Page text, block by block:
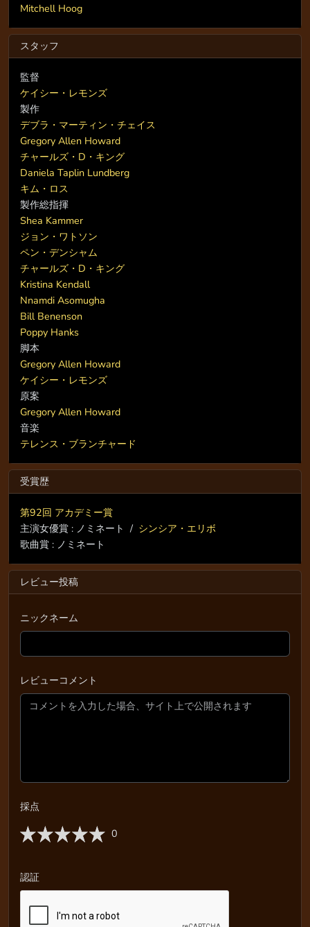
Mitchell Hoog
スタッフ
監督
ケイシー・レモンズ
製作
デブラ・マーティン・チェイス
Gregory Allen Howard
チャールズ・D・キング
Daniela Taplin Lundberg
キム・ロス
製作総指揮
Shea Kammer
ジョン・ワトソン
ペン・デンシャム
チャールズ・D・キング
Kristina Kendall
Nnamdi Asomugha
Bill Benenson
Poppy Hanks
脚本
Gregory Allen Howard
ケイシー・レモンズ
原案
Gregory Allen Howard
音楽
テレンス・ブランチャード
受賞歴
第92回 アカデミー賞
主演女優賞 : ノミネート / シンシア・エリボ
歌曲賞 : ノミネート
レビュー投稿
ニックネーム
レビューコメント
採点
0
認証